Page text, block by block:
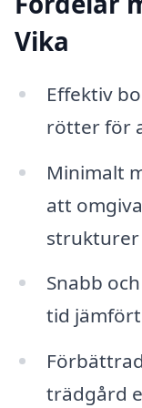
Vika
Effektiv
rötter för
Minimalt
att
strukturer
Snabb
tid
trädgård